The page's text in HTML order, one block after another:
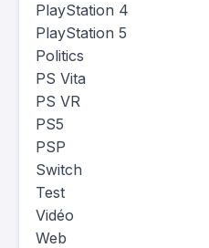
PlayStation 4
PlayStation 5
Politics
PS Vita
PS VR
PS5
PSP
Switch
Test
Vidéo
Web